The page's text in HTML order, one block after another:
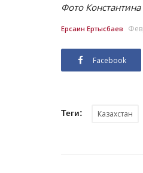
Фото
Ерсаин Ертысбаев
Facebook
Теги: Казахстан